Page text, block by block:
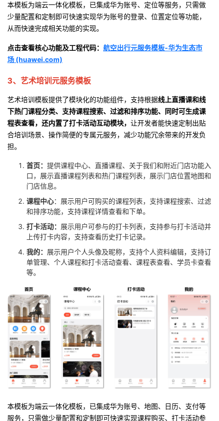
本模板为端云一体化模板，已集成华为账号、定位等服务，只需做
少量配置和定制即可快速实现华为账号的登录、位置定位等功能，
从而快速完成相关功能的实现。
点击查看核心功能及工程代码： 航空出行元服务模板-华为生态市
场 (huawei.com)
3、艺术培训元服务模板
艺术培训模板提供了模块化的功能组件，支持根据线上直播课和线
下热门课程分类、支持课程搜索、过滤和排序功能、同时可生成课
程表查看，还内置了打卡活动互动模块， 让开发者能快速定制出贴
合培训场景、操作简便的专属元服务，减少功能冗余带来的开发负
担。
首页： 提供课程中心、直播课程、关于我们和附近门店功能入
口，展示直播课程列表和热门课程列表，展示门店位置地图和
门店信息。
课程中心：展示用户可购买的课程列表，支持课程搜索、过滤
和排序功能，支持课程详情查看和下单。
打卡活动： 展示用户可参与的打卡列表，支持参与打卡活动并
上传打卡内容，支持查看历史打卡记录。
我的： 展示用户个人头像及昵称，支持个人资料编辑，支持订
单管理、个人课程和打卡活动查看、课程表查看、学员卡查看
等。
本模板为端云一体化模板，已集成华为账号、地图、日历、支付等
服务，只需做少量配置和定制即可快速实现课程购买、打卡活动参